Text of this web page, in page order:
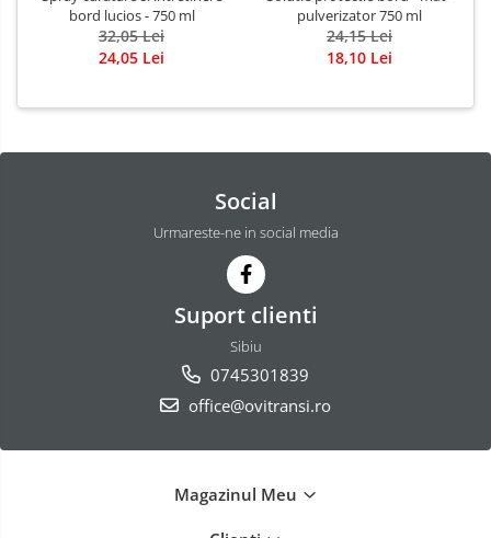
bord lucios - 750 ml
32,05 Lei
24,05 Lei
pulverizator 750 ml
24,15 Lei
18,10 Lei
Social
Urmareste-ne in social media
Suport clienti
Sibiu
0745301839
office@ovitransi.ro
Magazinul Meu